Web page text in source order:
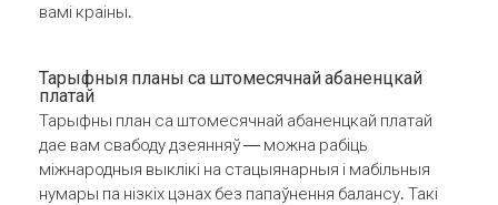
вамі краіны.
Тарыфныя планы са штомесячнай абаненцкай
платай
Тарыфны план са штомесячнай абаненцкай платай
дае вам свабоду дзеянняў — можна рабіць
міжнародныя выклікі на стацыянарныя і мабільныя
нумары па нізкіх цэнах без папаўнення балансу. Такі